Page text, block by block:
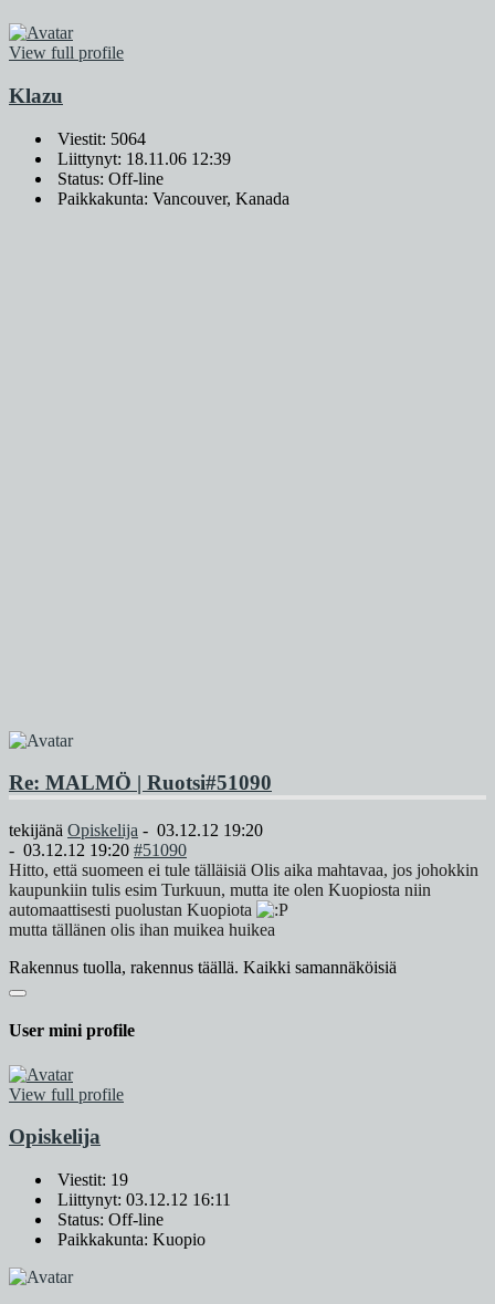
View full profile
Klazu
Viestit: 5064
Liittynyt: 18.11.06 12:39
Status: Off-line
Paikkakunta: Vancouver, Kanada
Re: MALMÖ | Ruotsi#51090
tekijänä Opiskelija - 03.12.12 19:20
- 03.12.12 19:20 #51090
Hitto, että suomeen ei tule tälläisiä Olis aika mahtavaa, jos johokkin
kaupunkiin tulis esim Turkuun, mutta ite olen Kuopiosta niin
automaattisesti puolustan Kuopiota
mutta tällänen olis ihan muikea huikea
Rakennus tuolla, rakennus täällä. Kaikki samannäköisiä
User mini profile
View full profile
Opiskelija
Viestit: 19
Liittynyt: 03.12.12 16:11
Status: Off-line
Paikkakunta: Kuopio